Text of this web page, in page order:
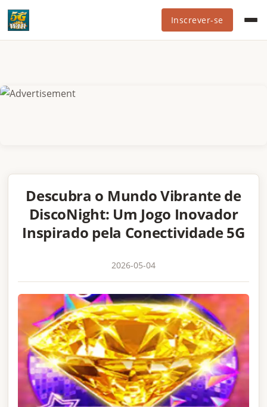
Inscrever-se
Descubra o Mundo Vibrante de
DiscoNight: Um Jogo Inovador
Inspirado pela Conectividade 5G
2026-05-04